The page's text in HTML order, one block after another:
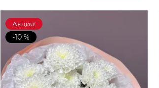
Акция!
-10 %